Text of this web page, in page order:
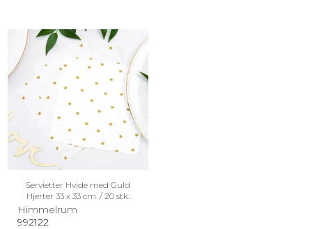
Servietter Hvide med Guld
Hjerter 33 x 33 cm. / 20 stk.
Himmelrum
992122